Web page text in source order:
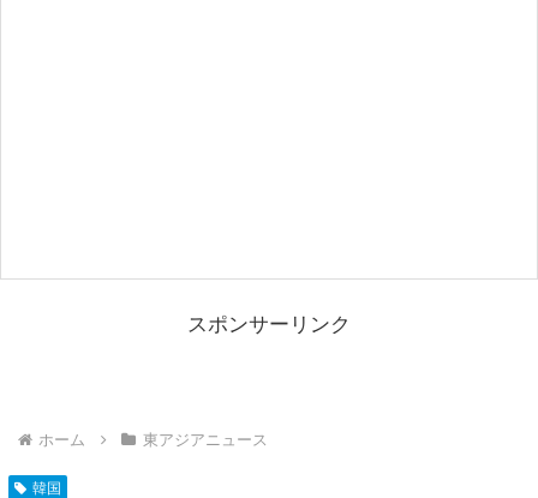
スポンサーリンク
ホーム 東アジアニュース
韓国